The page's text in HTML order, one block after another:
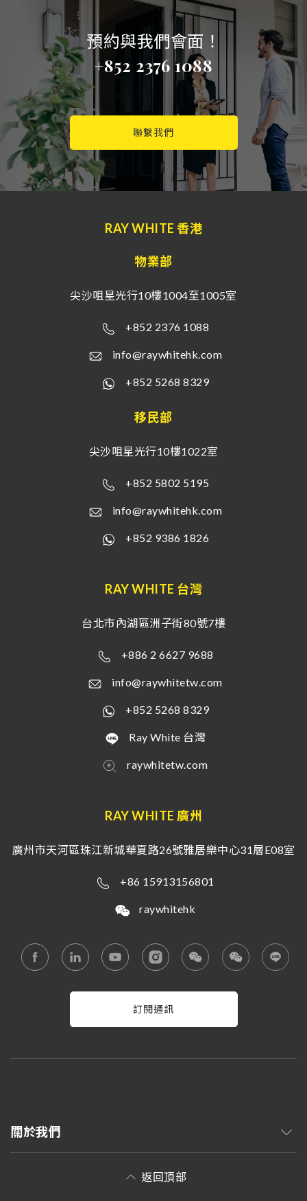
預約與我們會面！
+852 2376 1088
聯繫我們
RAY WHITE 香港
物業部
尖沙咀星光行10樓1004至1005室
+852 2376 1088
info@raywhitehk.com
+852 5268 8329
移民部
尖沙咀星光行10樓1022室
+852 5802 5195
info@raywhitehk.com
+852 9386 1826
RAY WHITE 台灣
台北市內湖區洲子街80號7樓
+886 2 6627 9688
info@raywhitetw.com
+852 5268 8329
Ray White 台灣
raywhitetw.com
RAY WHITE 廣州
廣州市天河區珠江新城華夏路26號雅居樂中心31層E08室
+86 15913156801
raywhitehk
訂閱通訊
關於我們
返回頂部